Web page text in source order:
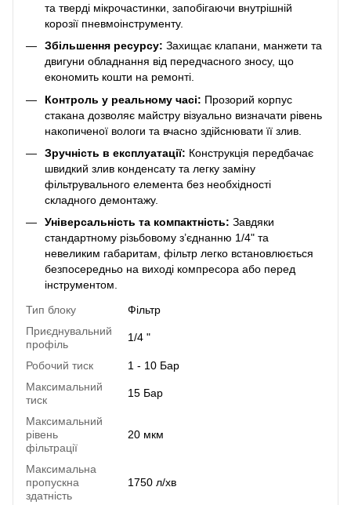
та тверді мікрочастинки, запобігаючи внутрішній
корозії пневмоінструменту.
Збільшення ресурсу: Захищає клапани, манжети та
двигуни обладнання від передчасного зносу, що
економить кошти на ремонті.
Контроль у реальному часі: Прозорий корпус
стакана дозволяє майстру візуально визначати рівень
накопиченої вологи та вчасно здійснювати її злив.
Зручність в експлуатації: Конструкція передбачає
швидкий злив конденсату та легку заміну
фільтрувального елемента без необхідності
складного демонтажу.
Універсальність та компактність: Завдяки
стандартному різьбовому з’єднанню 1/4" та
невеликим габаритам, фільтр легко встановлюється
безпосередньо на виході компресора або перед
інструментом.
Тип блоку
Фільтр
Приєднувальний
профіль
1/4 "
Робочий тиск
1 - 10 Бар
Максимальний
тиск
15 Бар
Максимальний
рівень
фільтрації
20 мкм
Максимальна
пропускна
здатність
1750 л/хв